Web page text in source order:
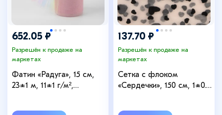
652.05 ₽
Разрешён к продаже на
маркетах
Фатин «Радуга», 15 см,
23±1 м, 11±1 г/м²,
137.70 ₽
Разрешён к продаже на
маркетах
Сетка с флоком
«Сердечки», 150 см, 1±0.2